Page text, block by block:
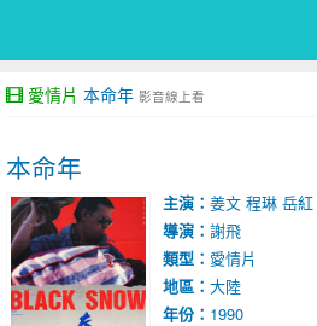
愛情片 本命年 影音線上看
本命年
主演： 姜文 程琳 岳紅
導演： 謝飛
類型： 愛情片
地區： 大陸
年份： 1990